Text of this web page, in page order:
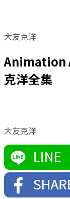
大友克洋
Animation
克洋全集
大友克洋